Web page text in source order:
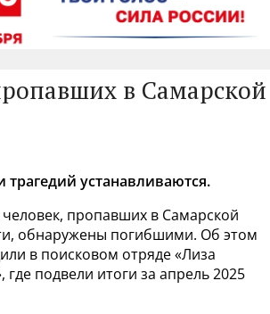
в Самарской
трагедий устанавливаются.
пропавших в Самарской
обнаружены погибшими. Об этом
в поисковом отряде «Лиза
где подвели итоги за апрель 2025